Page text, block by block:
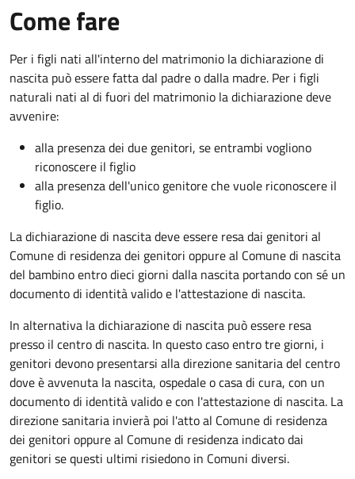
Come fare
Per i figli nati all'interno del matrimonio la dichiarazione di
nascita può essere fatta dal padre o dalla madre. Per i figli
naturali nati al di fuori del matrimonio la dichiarazione deve
avvenire:
alla presenza dei due genitori, se entrambi vogliono
riconoscere il figlio
alla presenza dell'unico genitore che vuole riconoscere il
figlio.
La dichiarazione di nascita deve essere resa dai genitori al
Comune di residenza dei genitori oppure al Comune di nascita
del bambino entro dieci giorni dalla nascita portando con sé un
documento di identità valido e l'attestazione di nascita.
In alternativa la dichiarazione di nascita può essere resa
presso il centro di nascita. In questo caso entro tre giorni, i
genitori devono presentarsi alla direzione sanitaria del centro
dove è avvenuta la nascita, ospedale o casa di cura, con un
documento di identità valido e con l'attestazione di nascita. La
direzione sanitaria invierà poi l'atto al Comune di residenza
dei genitori oppure al Comune di residenza indicato dai
genitori se questi ultimi risiedono in Comuni diversi.